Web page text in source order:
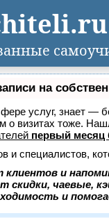
на
услуг, знает —
о визитах тоже.
первый месяц
и специалистов,
клиентов и
скидки, чаевые,
и